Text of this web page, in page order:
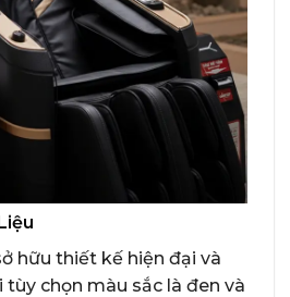
hữu thiết kế hiện đại và
tùy chọn màu sắc là đen và